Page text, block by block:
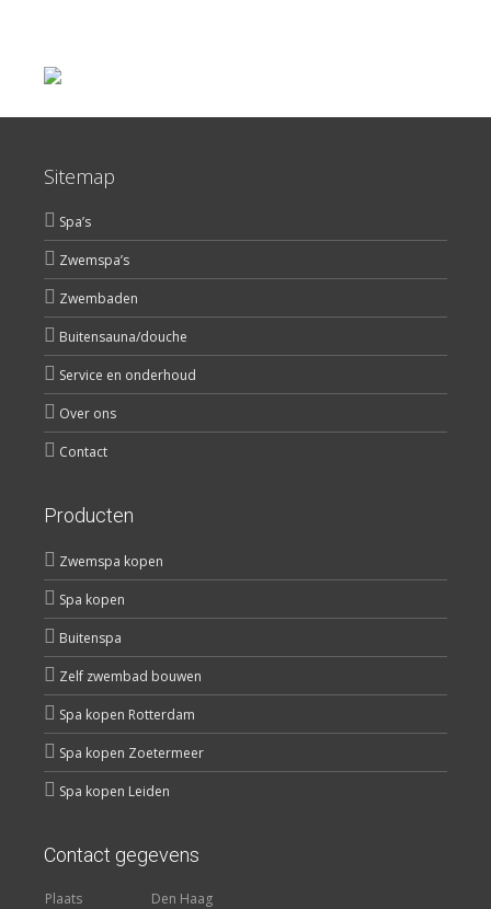
Sitemap
Spa’s
Zwemspa’s
Zwembaden
Buitensauna/douche
Service en onderhoud
Over ons
Contact
Producten
Zwemspa kopen
Spa kopen
Buitenspa
Zelf zwembad bouwen
Spa kopen Rotterdam
Spa kopen Zoetermeer
Spa kopen Leiden
Contact gegevens
Plaats Den Haag